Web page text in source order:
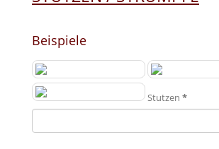
Beispiele
Stutzen *